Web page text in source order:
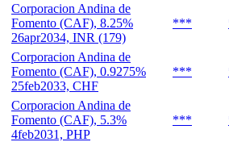
Corporacion Andina de
Fomento (CAF), 8.25%
26apr2034, INR (179)
***
Corporacion Andina de
Fomento (CAF), 0.9275%
25feb2033, CHF
***
Corporacion Andina de
Fomento (CAF), 5.3%
4feb2031, PHP
***